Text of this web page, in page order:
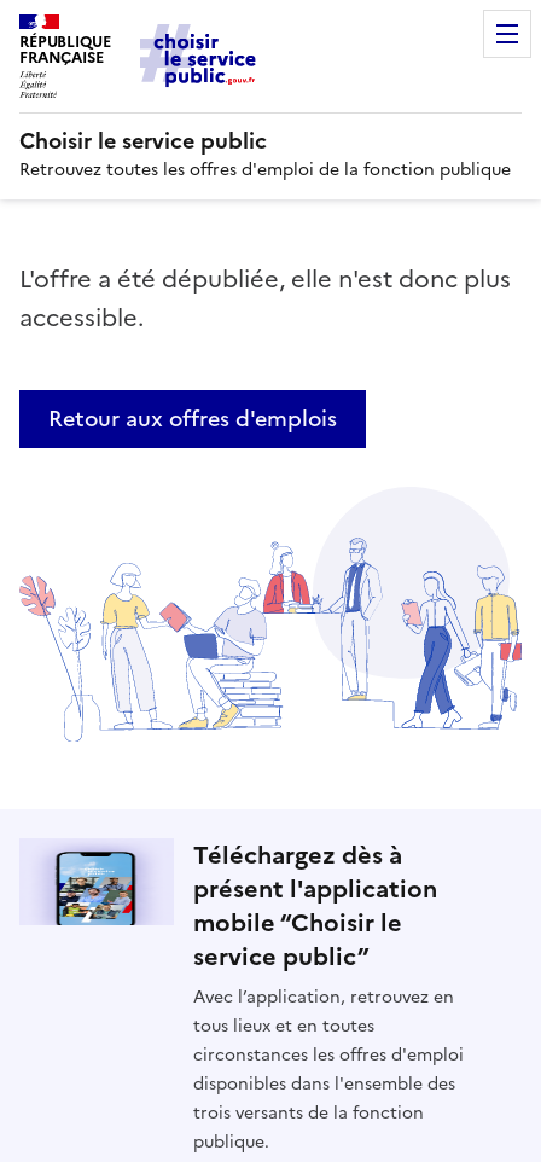
RÉPUBLIQUE
FRANÇAISE
Choisir le service public
Retrouvez toutes les offres d'emploi de la fonction publique
L'offre a été dépubliée, elle n'est donc plus
accessible.
Retour aux offres d'emplois
Téléchargez dès à
présent l'application
mobile “Choisir le
service public”
Avec l’application, retrouvez en
tous lieux et en toutes
circonstances les offres d'emploi
disponibles dans l'ensemble des
trois versants de la fonction
publique.